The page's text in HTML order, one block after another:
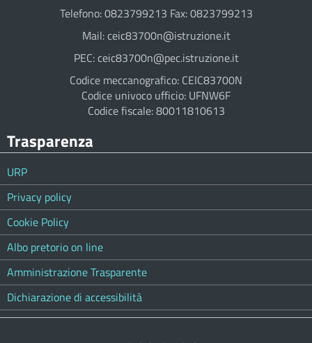
Telefono: 0823799213 Fax: 0823799213
Mail: ceic83700n@istruzione.it
PEC: ceic83700n@pec.istruzione.it
Codice meccanografico: CEIC83700N
Codice univoco ufficio: UFNW6F
Codice fiscale: 80011810613
Trasparenza
URP
Privacy policy
Cookie Policy
Albo pretorio on line
Amministrazione Trasparente
Dichiarazione di accessibilità